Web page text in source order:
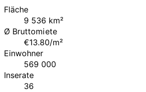
Fläche
9 536 km²
Ø Bruttomiete
€13.80/m²
Einwohner
569 000
Inserate
36